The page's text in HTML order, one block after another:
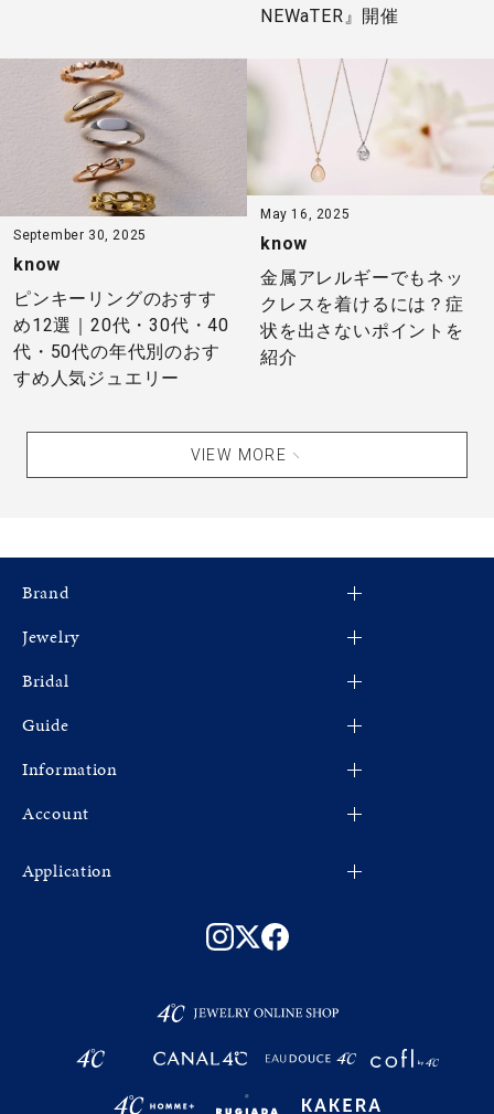
NEWaTER』開催
September 30, 2025
know
ピンキーリングのおすす
め12選｜20代・30代・40
代・50代の年代別のおす
すめ人気ジュエリー
May 16, 2025
know
金属アレルギーでもネッ
クレスを着けるには？症
状を出さないポイントを
紹介
VIEW MORE
Brand
4℃
CANAL 4℃
EAU DOUCE４℃
cofl by 4℃
Bridal
婚約指輪
結婚指輪
Jewelry
すべてのジュエリー
新着商品
限定ジュエリー
ネックレス
バングル
ブレスレット
Guide
ショッピングガイド
よくあるご質問
Fashion Jewelry
Information
お知らせ
プライバシーポリシー
お問い合わせ
サステナビリティ
Account
新規登録
Application